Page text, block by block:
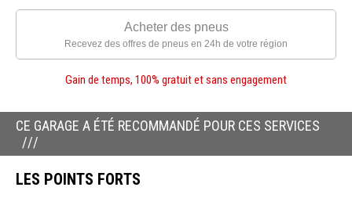
Acheter des pneus
Recevez des offres de pneus en 24h de votre région
Gain de temps, 100% gratuit et sans engagement
CE GARAGE A ÉTÉ RECOMMANDÉ POUR CES SERVICES
LES POINTS FORTS